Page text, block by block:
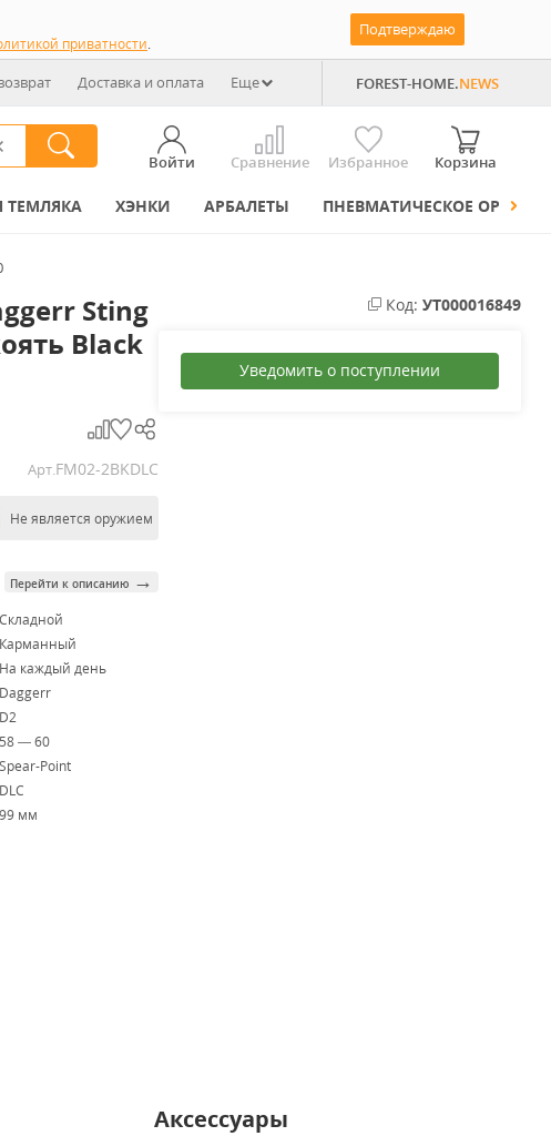
приватности.
Подтверждаю
Доставка и оплата Еще FOREST-HOME.NEWS
Войти Сравнение Избранное Корзина
ТЕМЛЯКА ХЭНКИ АРБАЛЕТЫ ПНЕВМАТИЧЕСКОЕ ОРУЖИЕ
Sting
Black
Арт.FM02-2BKDLC
Не является оружием
Перейти к описанию →
Складной
Карманный
На каждый день
Daggerr
D2
58 — 60
Spear-Point
DLC
99 мм
Код: УТ000016849
Уведомить о поступлении
Аксессуары